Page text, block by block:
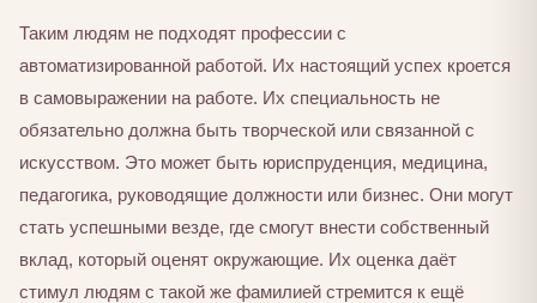
Таким людям не подходят профессии с
автоматизированной работой. Их настоящий успех кроется
в самовыражении на работе. Их специальность не
обязательно должна быть творческой или связанной с
искусством. Это может быть юриспруденция, медицина,
педагогика, руководящие должности или бизнес. Они могут
стать успешными везде, где смогут внести собственный
вклад, который оценят окружающие. Их оценка даёт
стимул людям с такой же фамилией стремится к ещё